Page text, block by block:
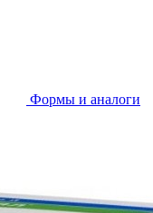
Формы и аналоги